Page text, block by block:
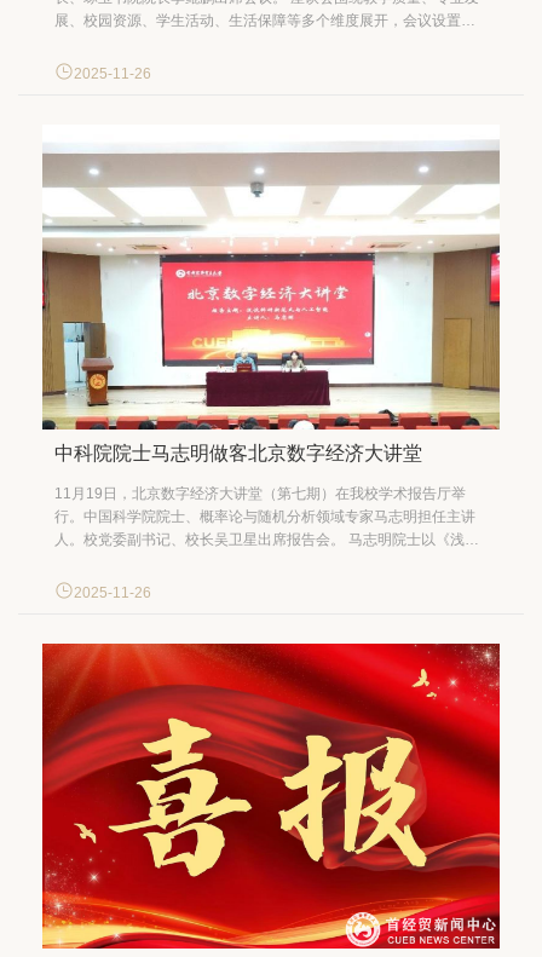
展、校园资源、学生活动、生活保障等多个维度展开，会议设置六
搭建起高效畅通的沟通桥梁。 李鲲鹏强调，教学质量是人才培养的
2025-11-26
中科院院士马志明做客北京数字经济大讲堂
11月19日，北京数字经济大讲堂（第七期）在我校学术报告厅举
行。中国科学院院士、概率论与随机分析领域专家马志明担任主讲
人。校党委副书记、校长吴卫星出席报告会。 马志明院士以《浅谈
述了科研模式的演进脉络，重点分析了人工智能对科学研究的促进
2025-11-26